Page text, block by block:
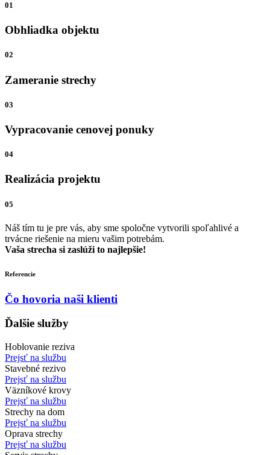
01
Obhliadka objektu
02
Zameranie strechy
03
Vypracovanie cenovej ponuky
04
Realizácia projektu
05
Náš tím tu je pre vás, aby sme spoločne vytvorili spoľahlivé a
trvácne riešenie na mieru vašim potrebám.
Vaša strecha si zaslúži to najlepšie!
Referencie
Čo hovoria naši klienti
Ďalšie služby
Hoblovanie reziva
Prejsť na službu
Stavebné rezivo
Prejsť na službu
Väzníkové krovy
Prejsť na službu
Strechy na dom
Prejsť na službu
Oprava strechy
Prejsť na službu